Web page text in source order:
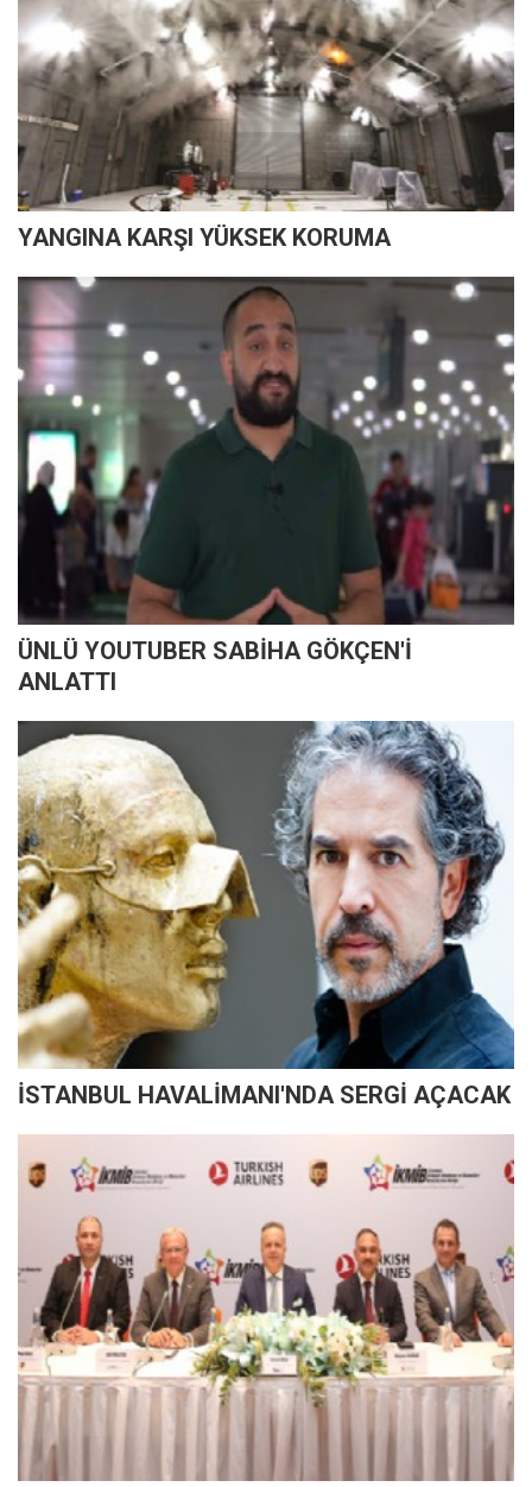
YANGINA KARŞI YÜKSEK KORUMA
ÜNLÜ YOUTUBER SABİHA GÖKÇEN'İ
ANLATTI
İSTANBUL HAVALİMANI'NDA SERGİ AÇACAK